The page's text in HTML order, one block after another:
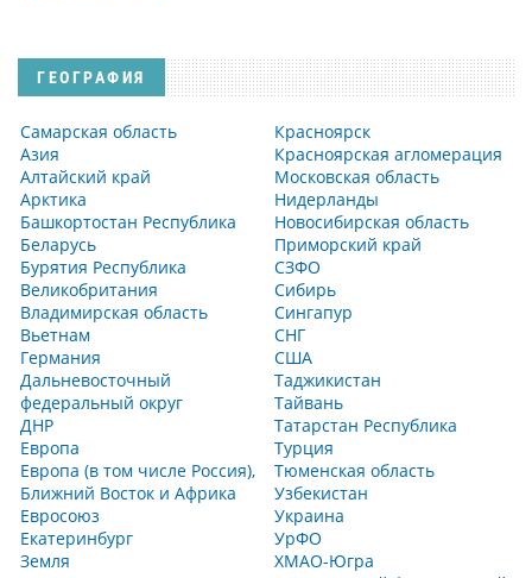
ГЕОГРАФИЯ
Самарская область
Азия
Алтайский край
Арктика
Башкортостан Республика
Беларусь
Бурятия Республика
Великобритания
Владимирская область
Вьетнам
Германия
Дальневосточный
федеральный округ
ДНР
Европа
Европа (в том числе Россия),
Ближний Восток и Африка
Евросоюз
Екатеринбург
Земля
Красноярск
Красноярская агломерация
Московская область
Нидерланды
Новосибирская область
Приморский край
СЗФО
Сибирь
Сингапур
СНГ
США
Таджикистан
Тайвань
Татарстан Республика
Турция
Тюменская область
Узбекистан
Украина
УрФО
ХМАО-Югра